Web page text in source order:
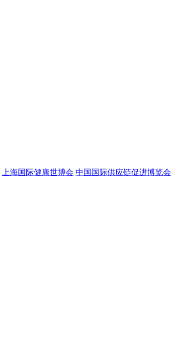
上海国际健康世博会 中国国际供应链促进博览会